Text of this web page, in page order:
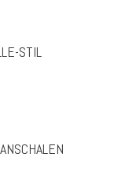
STIL